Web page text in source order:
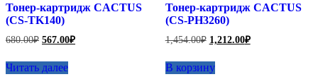
Тонер-картридж CACTUS
(CS-TK140)
680.00₽ Первоначальная
цена
составляла
680.00₽.
567.00₽Текущая
цена:
Читать далее
Тонер-картридж CACTUS
(CS-PH3260)
1,454.00₽ Первоначальная
цена
составляла
1,454.00₽.
1,212.00₽Текущая
цена:
В корзину